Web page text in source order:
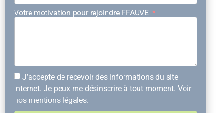
Votre motivation pour rejoindre FFAUVE
J’accepte de recevoir des informations du site
internet. Je peux me désinscrire à tout moment. Voir
nos mentions légales.